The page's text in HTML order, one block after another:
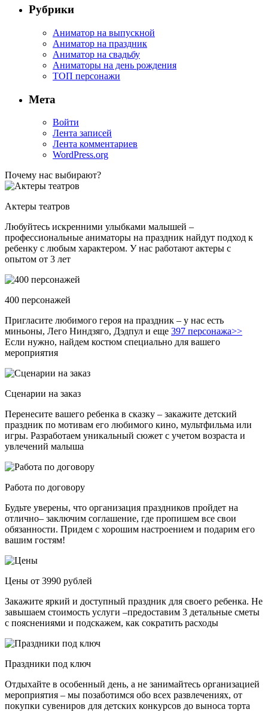
Рубрики
Аниматор на выпускной
Аниматор на праздник
Аниматор на свадьбу
Аниматоры на день рождения
ТОП персонажи
Мета
Войти
Лента записей
Лента комментариев
WordPress.org
Почему нас выбирают?
Актеры театров
Любуйтесь искренними улыбками малышей –
профессиональные аниматоры на праздник найдут подход к
ребенку с любым характером. У нас работают актеры с
опытом от 3 лет
400 персонажей
Пригласите любимого героя на праздник – у нас есть
миньоны, Лего Ниндзяго, Дэдпул и еще 397 персонажа>>
Если нужно, найдем костюм специально для вашего
мероприятия
Сценарии на заказ
Перенесите вашего ребенка в сказку – закажите детский
праздник по мотивам его любимого кино, мультфильма или
игры. Разработаем уникальный сюжет с учетом возраста и
увлечений малыша
Работа по договору
Будьте уверены, что организация праздников пройдет на
отлично– заключим соглашение, где пропишем все свои
обязанности. Придем с хорошим настроением и подарим его
вашим гостям!
Цены от 3990 рублей
Закажите яркий и доступный праздник для своего ребенка. Не
завышаем стоимость услуги –предоставим 3 детальные сметы
с пояснениями и подскажем, как сократить расходы
Праздники под ключ
Отдыхайте в особенный день, а не занимайтесь организацией
мероприятия – мы позаботимся обо всех развлечениях, от
покупки сувениров для детских конкурсов до выноса торта